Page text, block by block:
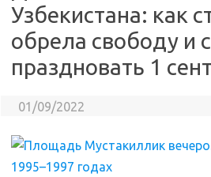
Узбекистана: как
обрела свободу и
праздновать 1
01/09/2022